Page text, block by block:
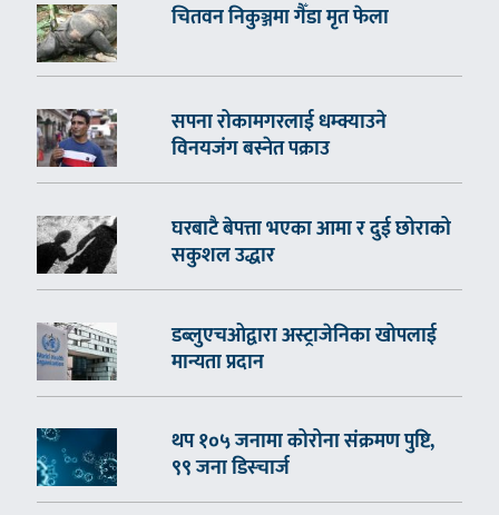
चितवन निकुञ्जमा गैँडा मृत फेला
सपना रोकामगरलाई धम्क्याउने
विनयजंग बस्नेत पक्राउ
घरबाटै बेपत्ता भएका आमा र दुई छोराको
सकुशल उद्धार
डब्लुएचओद्वारा अस्ट्राजेनिका खोपलाई
मान्यता प्रदान
थप १०५ जनामा कोरोना संक्रमण पुष्टि,
९९ जना डिस्चार्ज